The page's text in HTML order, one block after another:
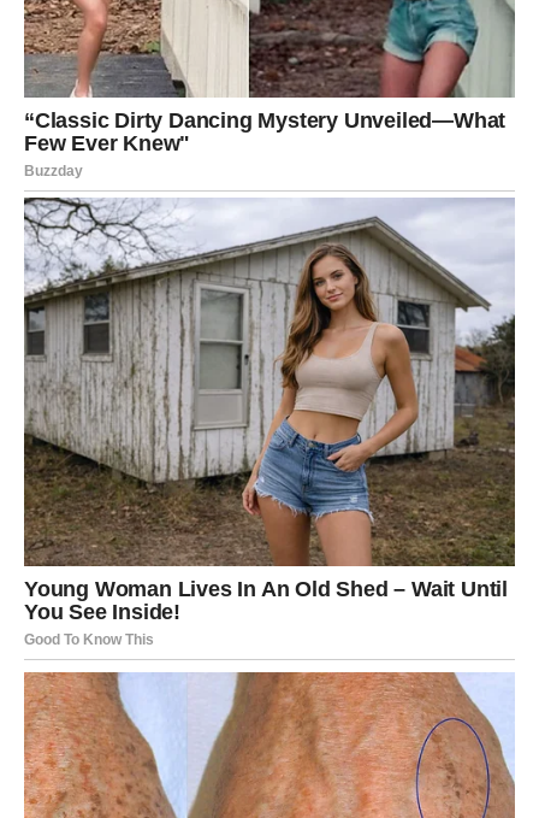
Dodajte 0,5 litara tople vode.
Ostavite smešu da odstoji nekoliko sati, idealno
između 3 i 6 sati.
Procedite kroz gazu ili sitnu cediljku
kako biste
uklonili ostatke i dobili čistu tečnost.
Dodajte još 1,5 litara vodeda razblažite koncentrat.
Na kraju, dobijate 2 litra prirodnog, tečnog đubriva
spremnog za upotrebu.
Kako i kada koristiti ovo đubrivo?
Ovseno đubrivo je najbolje koristiti:
Jednom mesečno – za optimalne rezultate.
Neposredno pre ili nakon sadnje
obezbedila snažna osnova za razvoj.
U ranim jutarnjim ili kasnim popodnevnim satima– da
bi se izbeglo isparavanje vode i potencijalno oštećenje
biljaka tokom vrućina.